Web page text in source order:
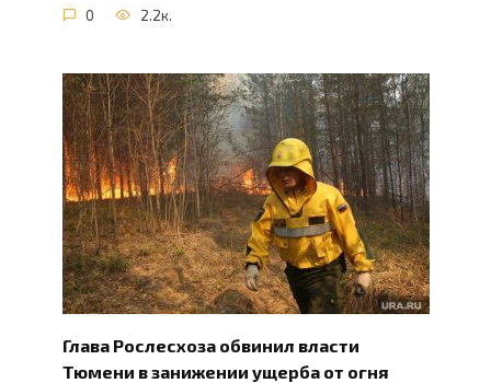
0 2.2к.
Глава Рослесхоза обвинил власти
Тюмени в занижении ущерба от огня